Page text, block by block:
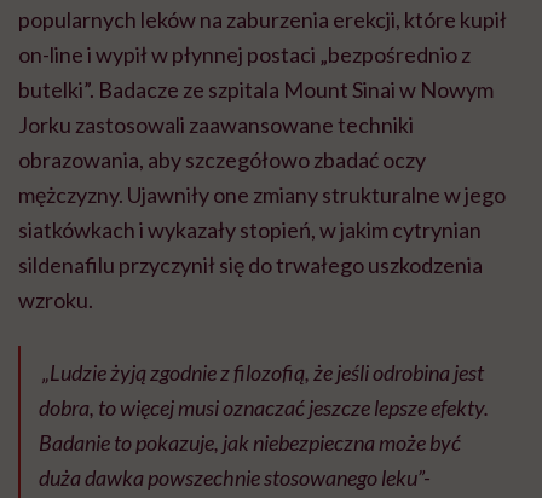
popularnych leków na zaburzenia erekcji, które kupił
on-line i wypił w płynnej postaci „bezpośrednio z
butelki”. Badacze ze szpitala Mount Sinai w Nowym
Jorku zastosowali zaawansowane techniki
obrazowania, aby szczegółowo zbadać oczy
mężczyzny. Ujawniły one zmiany strukturalne w jego
siatkówkach i wykazały stopień, w jakim cytrynian
sildenafilu przyczynił się do trwałego uszkodzenia
wzroku.
„Ludzie żyją zgodnie z filozofią, że jeśli odrobina jest
dobra, to więcej musi oznaczać jeszcze lepsze efekty.
Badanie to pokazuje, jak niebezpieczna może być
duża dawka powszechnie stosowanego leku”-